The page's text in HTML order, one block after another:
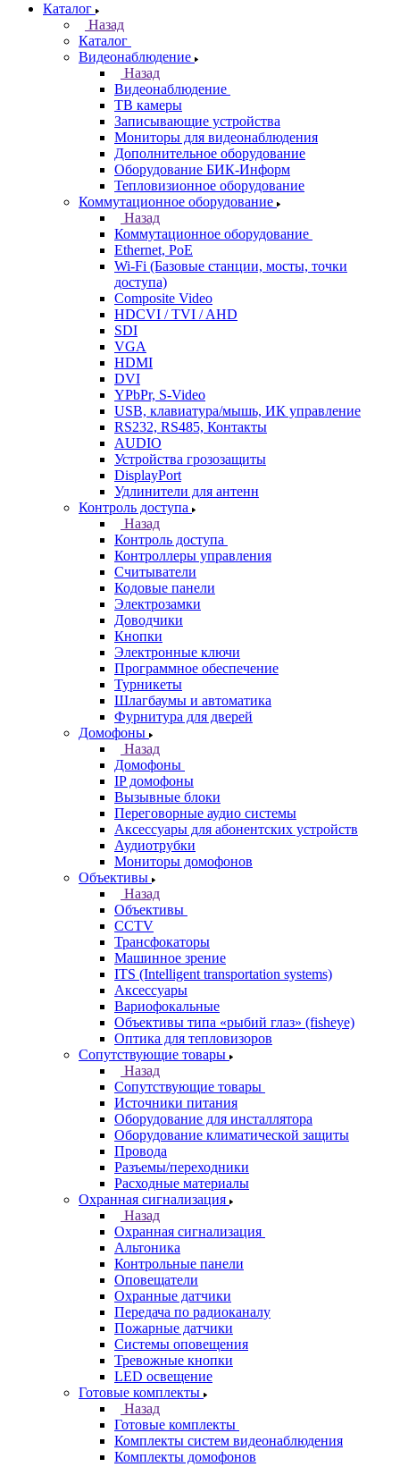
Каталог
Назад
Каталог
Видеонаблюдение
Назад
Видеонаблюдение
ТВ камеры
Записывающие устройства
Мониторы для видеонаблюдения
Дополнительное оборудование
Оборудование БИК-Информ
Тепловизионное оборудование
Коммутационное оборудование
Назад
Коммутационное оборудование
Ethernet, PoE
Wi-Fi (Базовые станции, мосты, точки
доступа)
Composite Video
HDCVI / TVI / AHD
SDI
VGA
HDMI
DVI
YPbPr, S-Video
USB, клавиатура/мышь, ИК управление
RS232, RS485, Контакты
AUDIO
Устройства грозозащиты
DisplayPort
Удлинители для антенн
Контроль доступа
Назад
Контроль доступа
Контроллеры управления
Считыватели
Кодовые панели
Электрозамки
Доводчики
Кнопки
Электронные ключи
Программное обеспечение
Турникеты
Шлагбаумы и автоматика
Фурнитура для дверей
Домофоны
Назад
Домофоны
IP домофоны
Вызывные блоки
Переговорные аудио системы
Аксессуары для абонентских устройств
Аудиотрубки
Мониторы домофонов
Объективы
Назад
Объективы
CCTV
Трансфокаторы
Машинное зрение
ITS (Intelligent transportation systems)
Аксессуары
Вариофокальные
Объективы типа «рыбий глаз» (fisheye)
Оптика для тепловизоров
Сопутствующие товары
Назад
Сопутствующие товары
Источники питания
Оборудование для инсталлятора
Оборудование климатической защиты
Провода
Разъемы/переходники
Расходные материалы
Охранная сигнализация
Назад
Охранная сигнализация
Альтоника
Контрольные панели
Оповещатели
Охранные датчики
Передача по радиоканалу
Пожарные датчики
Системы оповещения
Тревожные кнопки
LED освещение
Готовые комплекты
Назад
Готовые комплекты
Комплекты систем видеонаблюдения
Комплекты домофонов